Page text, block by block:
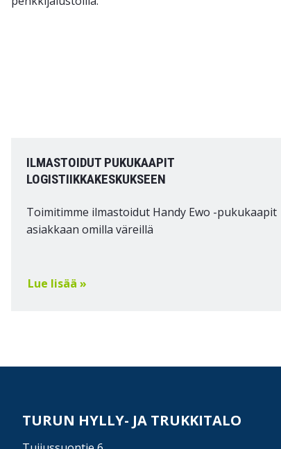
ILMASTOIDUT PUKUKAAPIT
LOGISTIIKKAKESKUKSEEN
Toimitimme ilmastoidut Handy Ewo -pukukaapit
asiakkaan omilla väreillä
Lue lisää »
TURUN HYLLY- JA TRUKKITALO